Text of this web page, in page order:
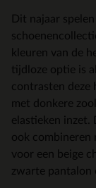
Dit najaar spelen
kleuren van de
tijdloze optie is
contrasten deze
met donkere
elastieken inzet.
ook combineren
voor een beige
zwarte pantalon